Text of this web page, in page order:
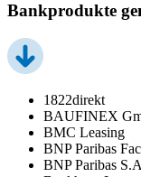
Bankprodukte
1822direkt
BAUFINEX
BMC Leasing
BNP Paribas
BNP Paribas